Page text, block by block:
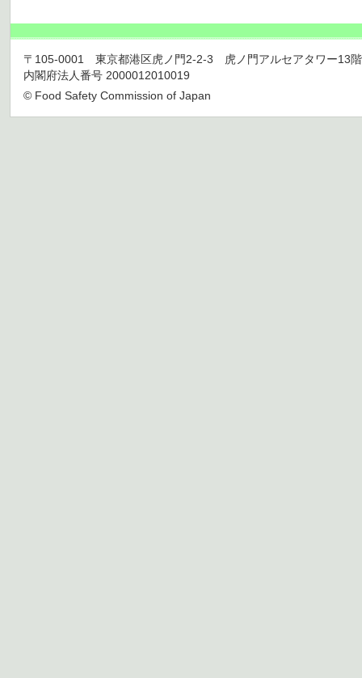
〒105-0001 東京都港区虎ノ門2-2-3 虎ノ門アルセアタワー13
内閣府法人番号 2000012010019
© Food Safety Commission of Japan